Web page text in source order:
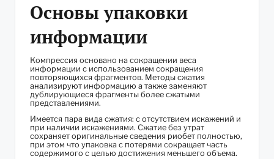
Основы упаковки
информации
Компрессия основано на сокращении веса
информации с использованием сокращения
повторяющихся фрагментов. Методы сжатия
анализируют информацию а также заменяют
дублирующиеся фрагменты более сжатыми
представлениями.
Имеется пара вида сжатия: с отсутствием искажений и
при наличии искажениями. Сжатие без утрат
сохраняет оригинальные сведения риобет полностью,
при этом что упаковка с потерями сокращает часть
содержимого с целью достижения меньшего объема.